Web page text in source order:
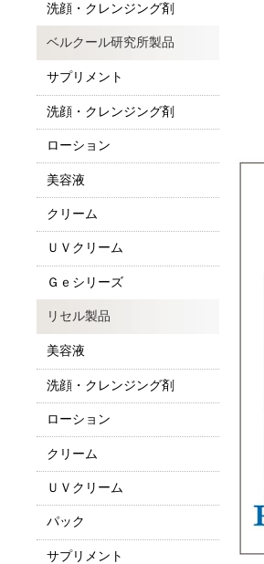
洗顔・クレンジング剤
ベルクール研究所製品
サプリメント
洗顔・クレンジング剤
ローション
美容液
クリーム
ＵＶクリーム
Ｇｅシリーズ
リセル製品
美容液
洗顔・クレンジング剤
ローション
クリーム
ＵＶクリーム
パック
サプリメント